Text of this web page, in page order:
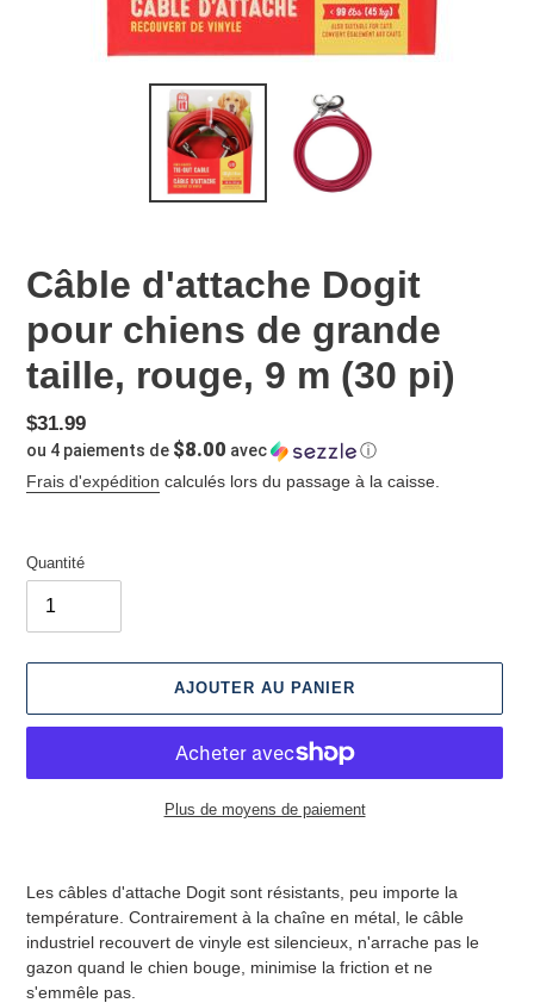
Câble d'attache Dogit
pour chiens de grande
taille, rouge, 9 m (30 pi)
Prix
normal
$31.99
ou 4 paiements de $8.00 avec
ⓘ
Frais d'expédition calculés lors du passage à la caisse.
Quantité
AJOUTER AU PANIER
Plus de moyens de paiement
panier
Les câbles d'attache Dogit sont résistants, peu importe la
température. Contrairement à la chaîne en métal, le câble
industriel recouvert de vinyle est silencieux, n'arrache pas le
gazon quand le chien bouge, minimise la friction et ne
s'emmêle pas.